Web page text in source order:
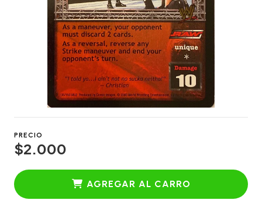
PRECIO
$2.000
AGREGAR AL CARRO